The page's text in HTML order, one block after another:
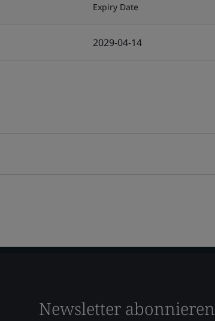
Expiry Date
2029-04-14
Newsletter abonnieren